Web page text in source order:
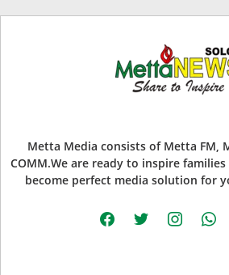
Metta Media consists of Metta FM,
COMM.We are ready to inspire
become perfect media solution for
facebooktwitter instagram